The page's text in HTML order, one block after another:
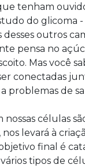
tenham
do glicoma
outros
pensa no
Mas você
conectadas
problemas de
células
levará à
final é
tipos de